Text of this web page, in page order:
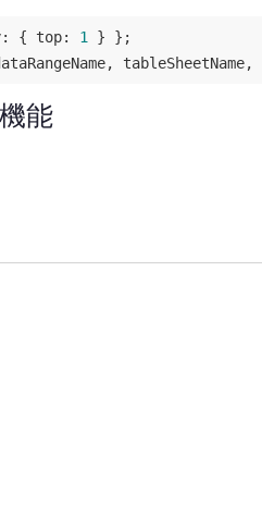
: { top: 1
} };
tableSheetName,
能